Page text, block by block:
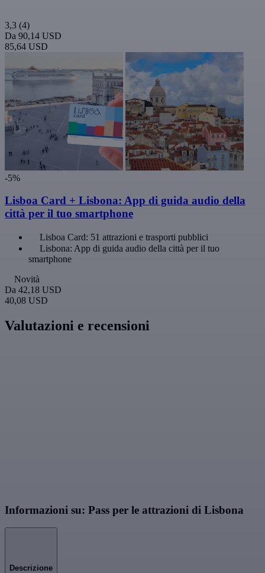
3,3 (4)
Da 90,14 USD
85,64 USD
-5%
Lisboa Card + Lisbona: App di guida audio della
città per il tuo smartphone
Lisboa Card: 51 attrazioni e trasporti pubblici
Lisbona: App di guida audio della città per il tuo
smartphone
Novità
Da 42,18 USD
40,08 USD
Valutazioni e recensioni
Informazioni su: Pass per le attrazioni di Lisbona
Descrizione